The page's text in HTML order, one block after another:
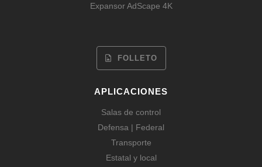
Expansor AdScape 4K
FOLLETO
APLICACIONES
Salas de control
Defensa | Federal
Transporte
Estatal y local